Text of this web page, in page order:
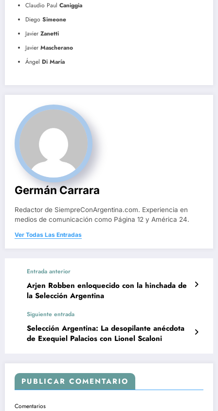
Claudio Paul Caniggia
Diego Simeone
Javier Zanetti
Javier Mascherano
Ángel Di María
Germán Carrara
Redactor de SiempreConArgentina.com. Experiencia en
medios de comunicación como Página 12 y América 24.
Ver Todas Las Entradas
Entrada anterior
Arjen Robben enloquecido con la hinchada de
la Selección Argentina
Siguiente entrada
Selección Argentina: La desopilante anécdota
de Exequiel Palacios con Lionel Scaloni
PUBLICAR COMENTARIO
Comentarios